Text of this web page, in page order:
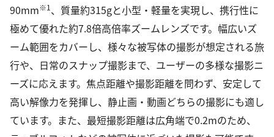
90mm※1、質量約315gと小型・軽量を実現し、携行性に
極めて優れた約7.8倍高倍率ズームレンズです。幅広いズ
ーム範囲をカバーし、様々な被写体の撮影が想定される旅
行や、日常のスナップ撮影まで、ユーザーの多様な撮影ニ
ーズに応えます。焦点距離や撮影距離を問わず、安定して
高い解像力を発揮し、静止画・動画どちらの撮影にも適し
ています。また、最短撮影距離は広角端で0.2mのため、